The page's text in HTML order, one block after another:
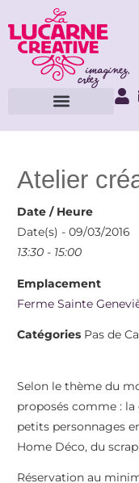
Atelier
Date / Heure
Date(s) - 09/03/2016
13:30 - 15:00
Emplacement
Ferme Sainte
Catégories Pas de
Selon le thème du
proposés comme : la
petits personnages
Home Déco, du
Réservation au